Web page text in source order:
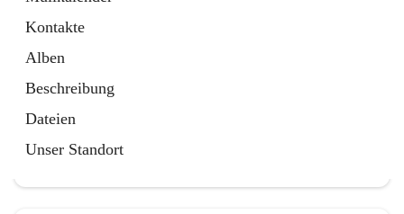
Kontakte
Alben
Beschreibung
Dateien
Unser Standort